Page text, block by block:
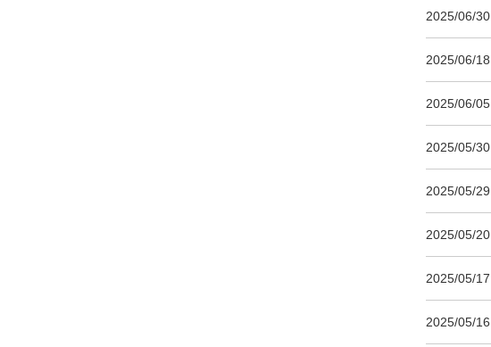
2025/06/30
2025/06/18
2025/06/05
2025/05/30
2025/05/29
2025/05/20
2025/05/17
2025/05/16